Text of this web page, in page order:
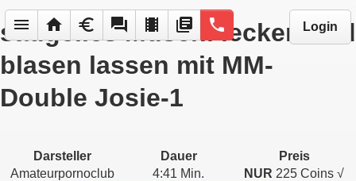
menu home euro forum local_movies library_books phone Login
saugeiles Muschi lecken und
blasen lassen mit MM-
Double Josie-1
Darsteller Dauer
Preis
Amateurpornoclub
4:41 Min. NUR 225 Coins √